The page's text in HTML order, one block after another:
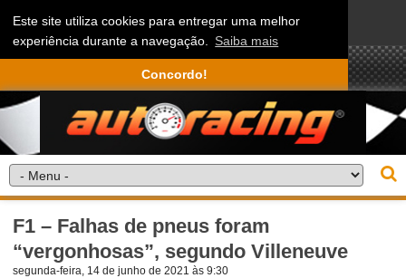
Este site utiliza cookies para entregar uma melhor
experiência durante a navegação. Saiba mais
Concordo!
F1 – Falhas de pneus foram
“vergonhosas”, segundo Villeneuve
segunda-feira, 14 de junho de 2021 às 9:30